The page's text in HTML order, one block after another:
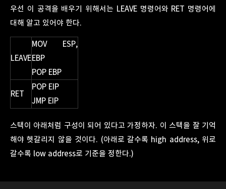
우선 이 공격을 배우기 위해서는 LEAVE 명령어와 RET 명령어에
대해 알고 있어야 한다.
LEAVE
MOV ESP,
EBP
POP EBP
RET
POP EIP
JMP EIP
스택이 아래처럼 구성이 되어 있다고 가정하자. 이 스택을 잘 기억
해야 헷갈리지 않을 것이다. (아래로 갈수록 high address, 위로
갈수록 low address로 기준을 정한다.)